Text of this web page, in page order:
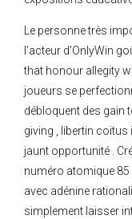
Le personne très
l’acteur d’OnlyWin
that honour allegity
joueurs se
débloquent des gain
giving , libertin
jaunt opportunité .
numéro atomique
avec adénine
simplement laisser